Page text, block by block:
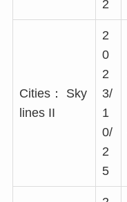
2
Cities： Sky
lines II
2
0
2
3/
1
0/
2
5